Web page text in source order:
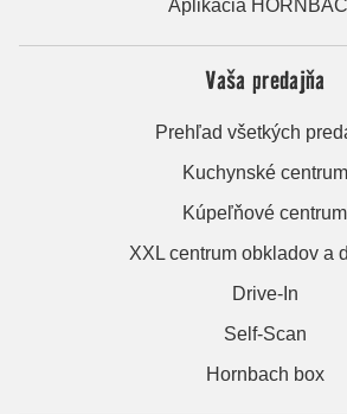
Aplikácia
Vaša predajňa
Prehľad všetkých
Kuchynské centrum
Kúpeľňové centrum
XXL centrum obkladov a
Drive-In
Self-Scan
Hornbach box